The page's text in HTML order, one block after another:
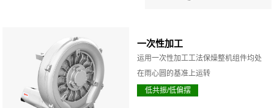
一次性加工
运用一次性加工工法保燥整机组件均处
在雨心圆的基准上运转
低共振/低偏摆